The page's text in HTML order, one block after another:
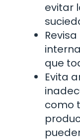
evitar
que
Evita
como